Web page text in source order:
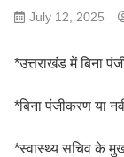
July 12, 2025
*उत्तराखंड में बिना
*बिना पंजीकरण या
*स्वास्थ्य सचिव के